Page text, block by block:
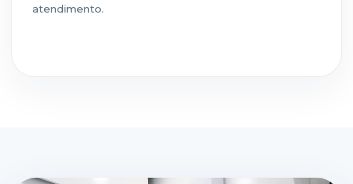
atendimento.